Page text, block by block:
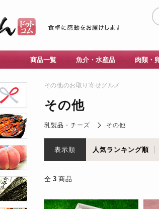
商品一覧 魚介・水産品 肉類・
その他のお取り寄せグルメ
その他
乳製品・チーズ その他
表示順 人気ランキング順
全 3 商品